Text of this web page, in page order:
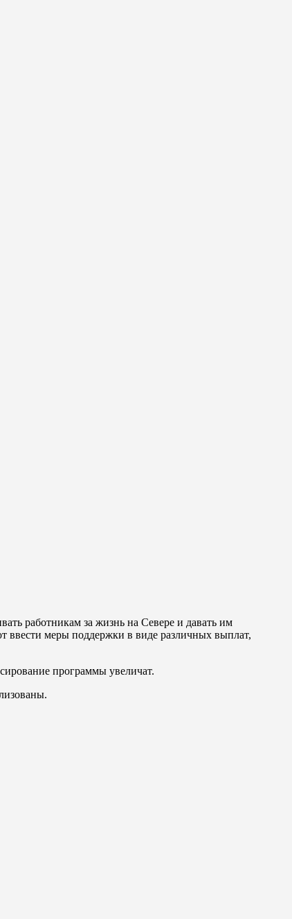
каждого жителя Ленинградской области.
работникам за жизнь на Севере и давать им
ввести меры поддержки в виде различных выплат,
программы увеличат.